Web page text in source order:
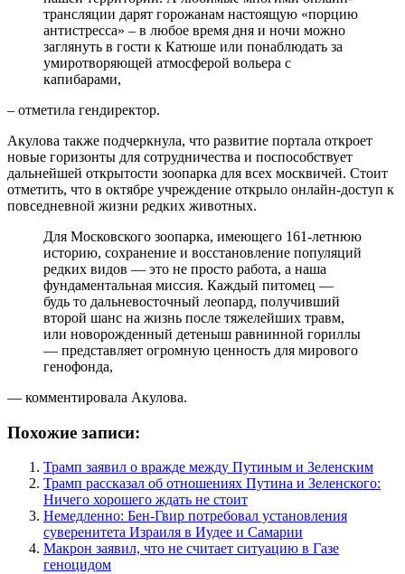
трансляции дарят горожанам настоящую «порцию
антистресса» – в любое время дня и ночи можно
заглянуть в гости к Катюше или понаблюдать за
умиротворяющей атмосферой вольера с
капибарами,
– отметила гендиректор.
Акулова также подчеркнула, что развитие портала откроет
новые горизонты для сотрудничества и поспособствует
дальнейшей открытости зоопарка для всех москвичей. Стоит
отметить, что в октябре учреждение открыло онлайн-доступ к
повседневной жизни редких животных.
Для Московского зоопарка, имеющего 161-летнюю
историю, сохранение и восстановление популяций
редких видов — это не просто работа, а наша
фундаментальная миссия. Каждый питомец —
будь то дальневосточный леопард, получивший
второй шанс на жизнь после тяжелейших травм,
или новорожденный детеныш равнинной гориллы
— представляет огромную ценность для мирового
генофонда,
— комментировала Акулова.
Похожие записи:
Трамп заявил о вражде между Путиным и Зеленским
Трамп рассказал об отношениях Путина и Зеленского:
Ничего хорошего ждать не стоит
Немедленно: Бен-Гвир потребовал установления
суверенитета Израиля в Иудее и Самарии
Макрон заявил, что не считает ситуацию в Газе
геноцидом